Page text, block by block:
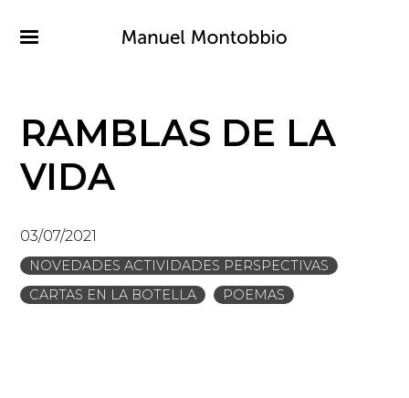
contenido
RAMBLAS DE LA
VIDA
03/07/2021
NOVEDADES ACTIVIDADES PERSPECTIVAS
CARTAS EN LA BOTELLA
POEMAS